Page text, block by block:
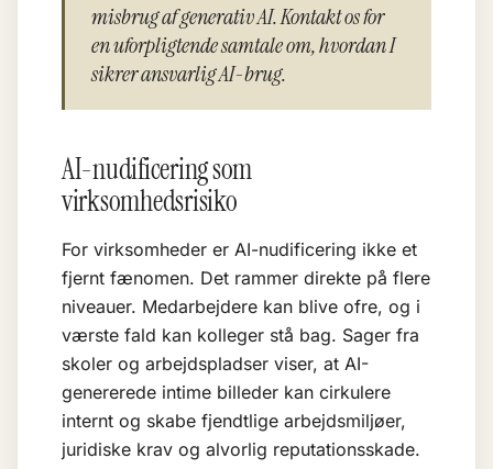
misbrug af generativ AI. Kontakt os for
en uforpligtende samtale om, hvordan I
sikrer ansvarlig AI-brug.
AI-nudificering som
virksomhedsrisiko
For virksomheder er AI-nudificering ikke et
fjernt fænomen. Det rammer direkte på flere
niveauer. Medarbejdere kan blive ofre, og i
værste fald kan kolleger stå bag. Sager fra
skoler og arbejdspladser viser, at AI-
genererede intime billeder kan cirkulere
internt og skabe fjendtlige arbejdsmiljøer,
juridiske krav og alvorlig reputationsskade.